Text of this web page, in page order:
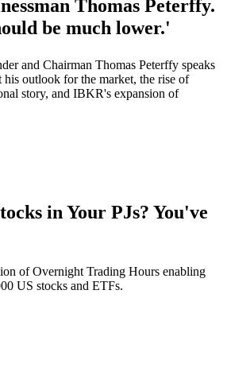
Thomas Peterffy.
be much lower.'
and Chairman Thomas Peterffy speaks
outlook for the market, the rise of
story, and IBKR's expansion of
in Your PJs? You've
of Overnight Trading Hours enabling
US stocks and ETFs.